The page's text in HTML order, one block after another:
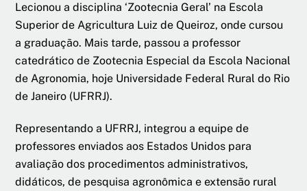
Lecionou a disciplina ‘Zootecnia Geral’ na Escola
Superior de Agricultura Luiz de Queiroz, onde cursou
a graduação. Mais tarde, passou a professor
catedrático de Zootecnia Especial da Escola Nacional
de Agronomia, hoje Universidade Federal Rural do Rio
de Janeiro (UFRRJ).
Representando a UFRRJ, integrou a equipe de
professores enviados aos Estados Unidos para
avaliação dos procedimentos administrativos,
didáticos, de pesquisa agronômica e extensão rural